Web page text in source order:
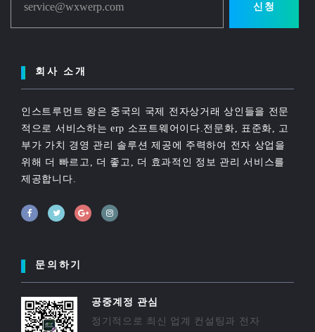
service@wxwerp.com 신청
회사 소개
인스트루먼트 왕은 중국의 국제 전자상거래 상인들을 전문
적으로 서비스하는 erp 소프트웨어이다.전문화, 표준화, 고
부가 가치 경영 관리 솔루션 제공에 주력하여 전자 상업을
위해 더 빠르고, 더 좋고, 더 효과적인 정보 관리 서비스를
제공합니다.
문의하기
공중계정 관심
정기적으로 최신 업계 컨설팅과 전자